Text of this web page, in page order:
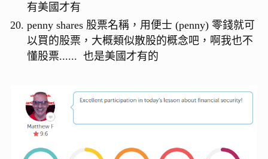
有美國才有
penny shares 股票名稱，用便士 (penny) 零錢就可
以買的股票，大概類似散股的概念吧，啊我也不
懂股票...... 也是美國才有的